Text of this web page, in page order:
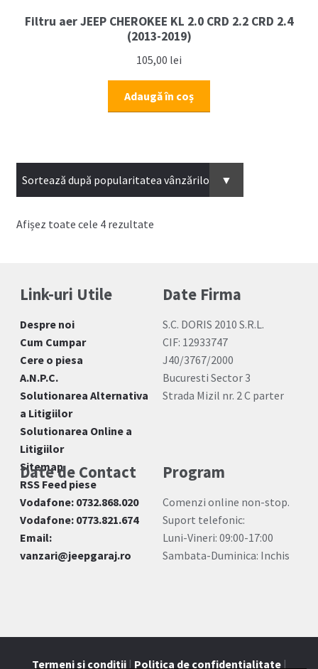
Filtru aer JEEP CHEROKEE KL 2.0 CRD 2.2 CRD 2.4
(2013-2019)
105,00 lei
Adaugă în coș
Afișez toate cele 4 rezultateSortat
Link-uri Utile
Despre noi
Cum Cumpar
Cere o piesa
A.N.P.C.
Solutionarea Alternativa
a Litigiilor
Solutionarea Online a
Litigiilor
Sitemap
RSS Feed piese
Date Firma
S.C. DORIS 2010 S.R.L.
CIF: 12933747
J40/3767/2000
Bucuresti Sector 3
Strada Mizil nr. 2 C parter
Date de Contact
Vodafone: 0732.868.020
Vodafone: 0773.821.674
Email:
vanzari@jeepgaraj.ro
Program
Comenzi online non-stop.
Suport telefonic:
Luni-Vineri: 09:00-17:00
Sambata-Duminica: Inchis
Termeni si conditii| Politica de confidentialitate|